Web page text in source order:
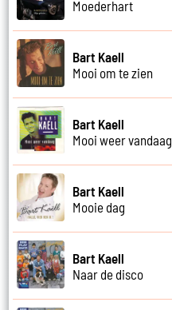
Moederhart
Bart Kaell
Mooi om te zien
Bart Kaell
Mooi weer vandaag
Bart Kaell
Mooie dag
Bart Kaell
Naar de disco